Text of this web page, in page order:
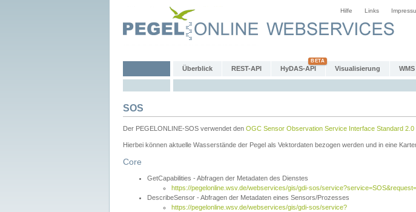
Hilfe Links
Überblick REST-API HyDAS-API Visualisierung WMS
SOS
Der PEGELONLINE-SOS verwendet den OGC Sensor Observation Service Interface Standard 2.0
Hierbei können aktuelle Wasserstände der Pegel als Vektordaten bezogen werden und in eine
Core
GetCapabilities - Abfragen der Metadaten des Dienstes
https://pegelonline.wsv.de/webservices/gis/gdi-sos/
DescribeSensor - Abfragen der Metadaten eines Sensors/Prozesses
https://pegelonline.wsv.de/webservices/gis/gdi-sos/service?